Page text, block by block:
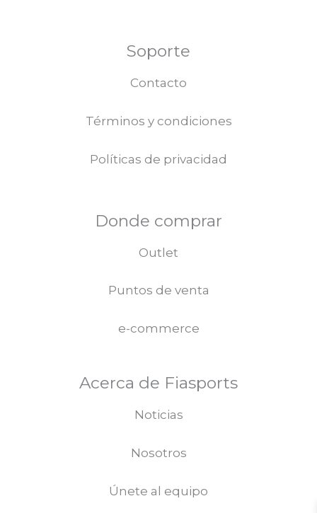
Soporte
Contacto
Términos y condiciones
Políticas de privacidad
Donde comprar
Outlet
Puntos de venta
e-commerce
Acerca de Fiasports
Noticias
Nosotros
Únete al equipo